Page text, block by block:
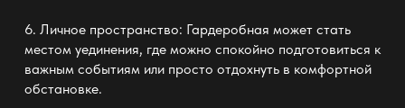
6. Личное пространство: Гардеробная может стать
местом уединения, где можно спокойно подготовиться к
важным событиям или просто отдохнуть в комфортной
обстановке.